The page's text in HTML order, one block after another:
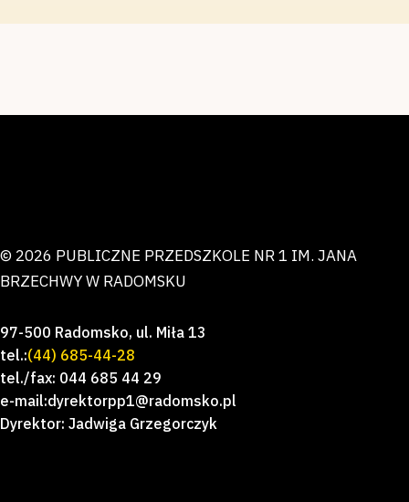
© 2026 PUBLICZNE PRZEDSZKOLE NR 1 IM. JANA
BRZECHWY W RADOMSKU
97-500 Radomsko, ul. Miła 13
tel.:(44) 685-44-28
tel./fax: 044 685 44 29
e-mail:dyrektorpp1@radomsko.pl
Dyrektor: Jadwiga Grzegorczyk